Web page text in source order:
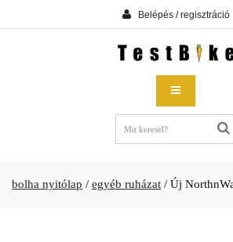
Belépés / regisztráció
bolha nyitólap / egyéb ruházat / Új